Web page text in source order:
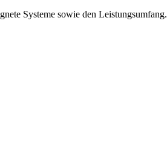
Systeme sowie den Leistungsumfang.